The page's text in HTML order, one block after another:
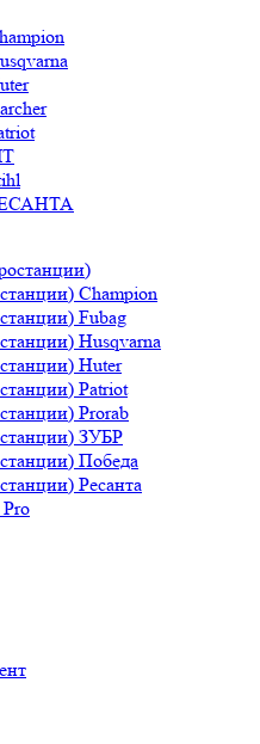
Champion
Fubag
Husqvarna
Huter
Patriot
Prorab
ЗУБР
Победа
Ресанта